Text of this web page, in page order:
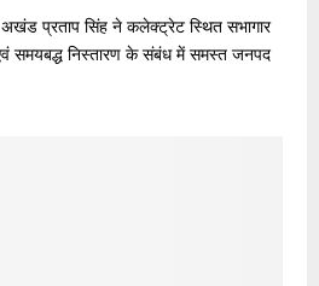
प्रताप सिंह ने कलेक्ट्रेट स्थित सभागार
समयबद्ध निस्तारण के संबंध में समस्त जनपद